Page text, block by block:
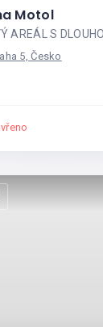
Motol
AREÁL S
5, Česko